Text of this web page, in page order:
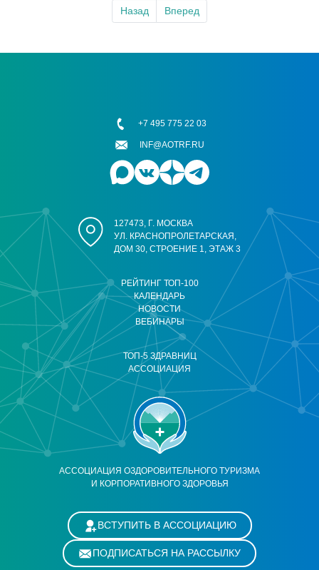
Назад Вперед
АССОЦИАЦИЯ ОЗДОРОВИТЕЛЬНОГО ТУРИЗМА
И КОРПОРАТИВНОГО ЗДОРОВЬЯ
РЕЙТИНГ ТОП-100
КАЛЕНДАРЬ
НОВОСТИ
ВЕБИНАРЫ
ТОП-5 ЗДРАВНИЦ
АССОЦИАЦИЯ
127473, Г. МОСКВА
УЛ. КРАСНОПРОЛЕТАРСКАЯ,
ДОМ 30, СТРОЕНИЕ 1, ЭТАЖ 3
+7 495 775 22 03
INF@AOTRF.RU
ВСТУПИТЬ В АССОЦИАЦИЮ
ПОДПИСАТЬСЯ НА РАССЫЛКУ